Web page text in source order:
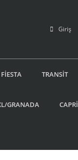
Giriş
FİESTA TRANSİT
GRANADA CAPRİ